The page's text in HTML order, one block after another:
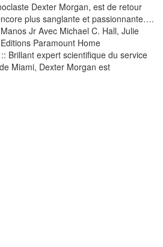
Dexter Morgan, est de retour
plus sanglante et passionnante….
Jr Avec Michael C. Hall, Julie
Paramount Home
Brillant expert scientifique du service
Miami, Dexter Morgan est